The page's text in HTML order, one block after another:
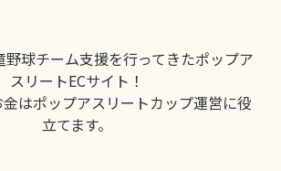
野球チーム支援を行ってきたポップア
スリートECサイト！
はポップアスリートカップ運営に役
立てます。